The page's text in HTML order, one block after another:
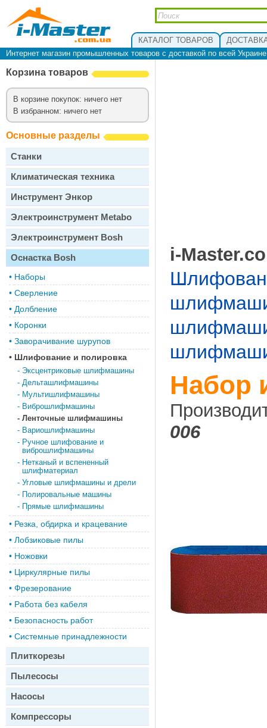
КАТАЛОГ ТОВАРОВ
Интернет магазин промышленных товаров с доставкой по всей
Корзина товаров
В корзине покупок: ничего нет
В избранном: ничего нет
Основные разделы
Станки
Климатическая техника
Инструмент Энкор
Электроинструмент Metabo
Электроинструмент Bosh
Оснастка Bosh
• Наборы
• Сверление
• Долбление
• Коронки
• Заворачивание шурупов
• Шлифование и полировка
- Эксцентриковые шлифмашины
- Дельташлифмашины
- Мультишлифмашины
- Виброшлифмашины
- Ленточные шлифмашины
- Вариошлифмашины
- Ручное шлифование и
виброшлифмашины
- Нетканый и вспененный
шлифматериал
- Угловые шлифмашины и дрели
- Полировальные машины
- Прямые шлифмашины
• Резка, обдирка и крацевание
• Лобзиковые пилы
• Ножовки
• Циркулярные пилы
• Фрезерование
• Работа без кабеля
• Безопасность работ
• Системные принадлежности
Плиткорезы
Пылесосы
Насосы
Компрессоры
i-
Набор
006